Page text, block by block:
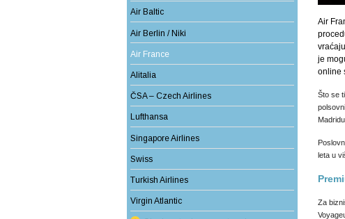
Air
je
online
Što se
leta u
Za
Air Baltic
Air Berlin / Niki
Air France
Alitalia
ČSA – Czech Airlines
Lufthansa
Singapore Airlines
Swiss
Turkish Airlines
Virgin Atlantic